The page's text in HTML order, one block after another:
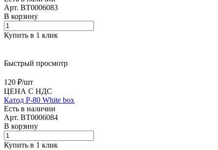
Арт. BT0006083
В корзину
Купить в 1 клик
Быстрый просмотр
120 ₽/шт
ЦЕНА С НДС
Катод Р-80 White box
Есть в наличии
Арт. BT0006084
В корзину
Купить в 1 клик